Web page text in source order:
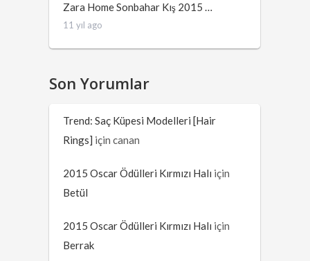
Zara Home Sonbahar Kış 2015 …
11 yıl ago
Son Yorumlar
Trend: Saç Küpesi Modelleri [Hair
Rings] içincanan
2015 Oscar Ödülleri Kırmızı Halı için
Betül
2015 Oscar Ödülleri Kırmızı Halı için
Berrak